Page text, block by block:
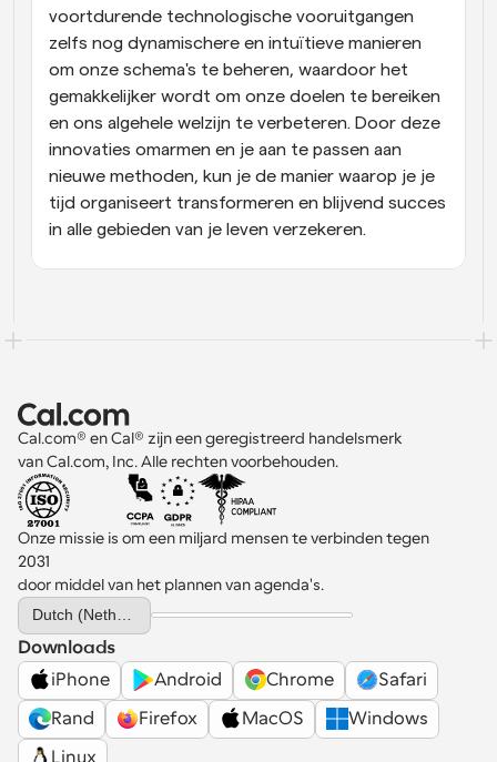
voortdurende technologische vooruitgangen
zelfs nog dynamischere en intuïtieve manieren
om onze schema's te beheren, waardoor het
gemakkelijker wordt om onze doelen te bereiken
en ons algehele welzijn te verbeteren. Door deze
innovaties omarmen en je aan te passen aan
nieuwe methoden, kun je de manier waarop je je
tijd organiseert transformeren en blijvend succes
in alle gebieden van je leven verzekeren.
Cal.com® en Cal® zijn een geregistreerd handelsmerk
van Cal.com, Inc. Alle rechten voorbehouden.
Onze missie is om een miljard mensen te verbinden tegen
2031
door middel van het plannen van agenda's.
Select Language
Dutch (Netherlands)
Downloads
iPhone
Android Chrome
Safari
Rand
Firefox MacOS
Windows